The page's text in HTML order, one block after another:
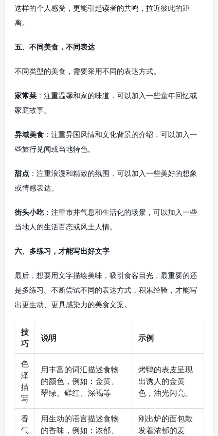
这样的个人感受，更能引起读者的共鸣，拉近彼此的距
离。
五、不同美食，不同表达
不同类型的美食，需要采用不同的表达方式。
家常菜 ：注重温馨和家的味道，可以加入一些童年回忆或
家庭故事。
异域美食 ：注重异国风情和文化背景的介绍，可以加入一
些旅行见闻或当地特色。
甜点 ：注重浪漫和精致的氛围，可以加入一些美好的想象
或情感表达。
街头小吃：注重市井气息和生活化的场景，可以加入一些
当地人的生活百态或风土人情。
六、多练习，才能写出好文字
最后，想要用文字描绘美味，吸引食客目光，最重要的还
是多练习。不断尝试不同的表达方式，积累经验，才能写
出更生动、更具感染力的美食文案。
技
巧
说明 示例
色
泽
描
写
用丰富的词汇描述食物
的颜色，例如：金黄、
翠绿、鲜红、深褐等
烤鸭的表皮呈现
出诱人的金黄
色，油光闪亮。
香
气
用生动的语言描述食物
的香味，例如：浓郁、
刚出炉的面包散
发着浓郁的麦